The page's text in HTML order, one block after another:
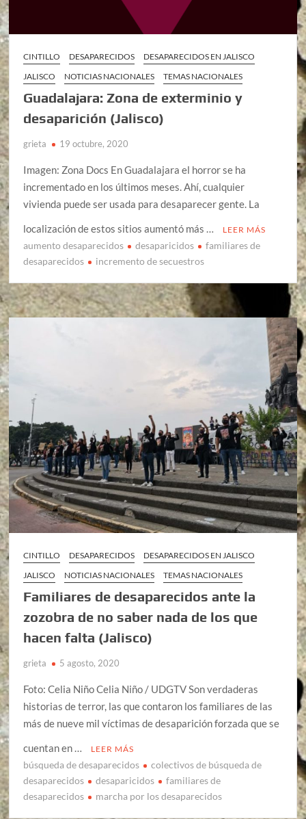
CINTILLO DESAPARECIDOS
DESAPARECIDOS EN JALISCO
JALISCO
NOTICIAS NACIONALES TEMAS NACIONALES
Guadalajara: Zona de exterminio y
desaparición (Jalisco)
grieta 19 octubre, 2020
Imagen: Zona Docs En Guadalajara el horror se ha
incrementado en los últimos meses. Ahí, cualquier
vivienda puede ser usada para desaparecer gente. La
localización de estos sitios aumentó más …
LEER MÁS
aumento desaparecidos desaparicidos
familiares de
desaparecidos
incremento de secuestros
CINTILLO DESAPARECIDOS
DESAPARECIDOS EN JALISCO
JALISCO
NOTICIAS NACIONALES TEMAS NACIONALES
Familiares de desaparecidos ante la
zozobra de no saber nada de los que
hacen falta (Jalisco)
grieta 5 agosto, 2020
Foto: Celia Niño Celia Niño / UDGTV Son verdaderas
historias de terror, las que contaron los familiares de las
más de nueve mil víctimas de desaparición forzada que se
cuentan en …
LEER MÁS
búsqueda de desaparecidos
colectivos de búsqueda de
desaparecidos
desaparicidos
familiares de
desaparecidos
marcha por los desaparecidos